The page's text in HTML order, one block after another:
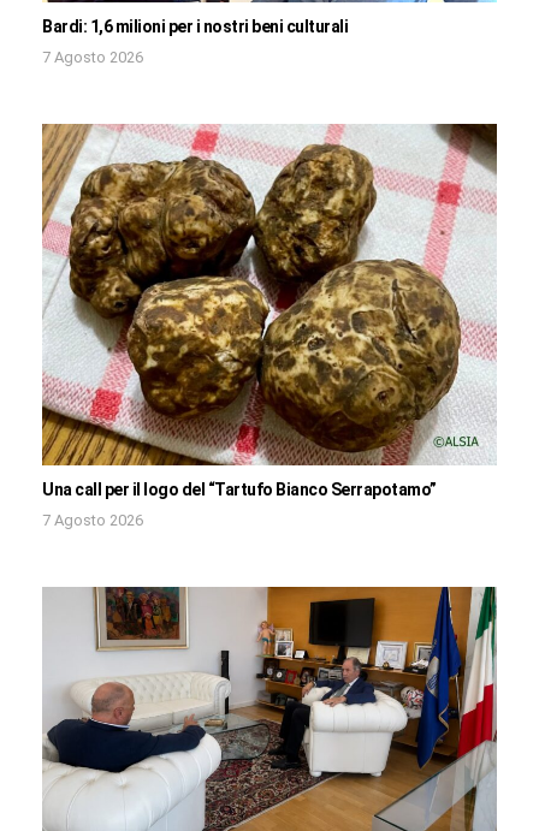
Bardi: 1,6 milioni per i nostri beni culturali
7 Agosto 2026
Una call per il logo del “Tartufo Bianco Serrapotamo”
7 Agosto 2026